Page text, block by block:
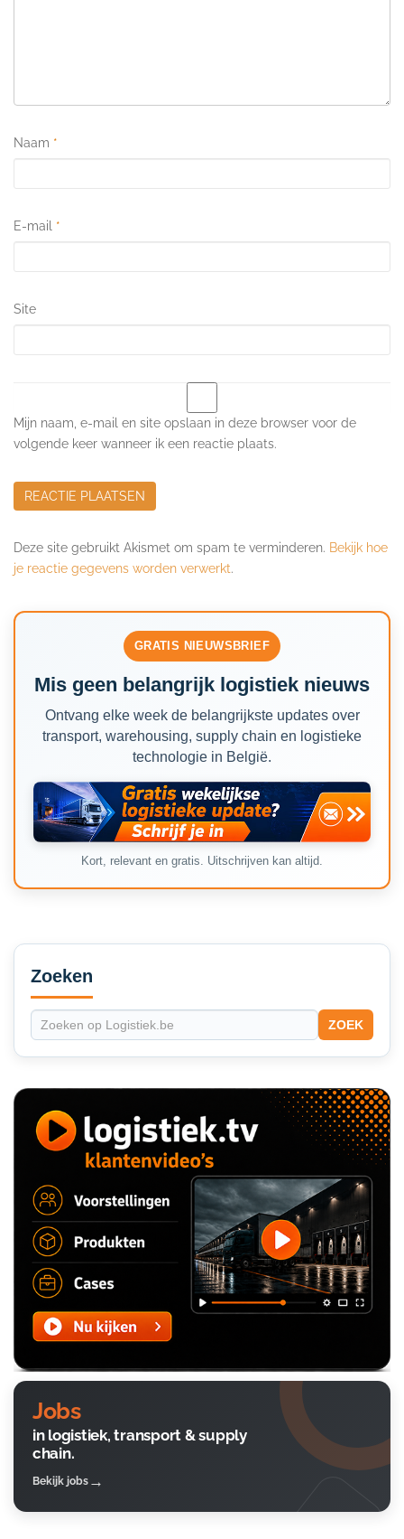
Naam *
E-mail *
Site
Mijn naam, e-mail en site opslaan in deze browser voor de
volgende keer wanneer ik een reactie plaats.
Deze site gebruikt Akismet om spam te verminderen. Bekijk hoe
je reactie gegevens worden verwerkt.
GRATIS NIEUWSBRIEF
Mis geen belangrijk logistiek nieuws
Ontvang elke week de belangrijkste updates over
transport, warehousing, supply chain en logistieke
technologie in België.
Kort, relevant en gratis. Uitschrijven kan altijd.
Secondary
Sidebar
Zoeken
ZOEK
Jobs
in logistiek, transport & supply
chain.
Bekijk jobs